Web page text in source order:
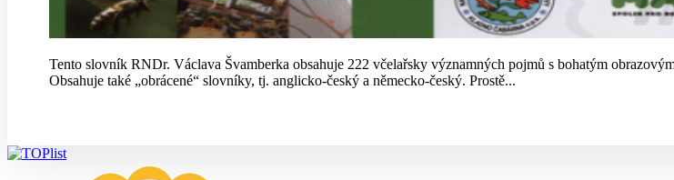
Tento slovník RNDr. Václava Švamberka obsahuje 222 včelařsky významných pojmů s bohatým
Obsahuje také „obrácené“ slovníky, tj. anglicko-český a německo-český. Prostě...